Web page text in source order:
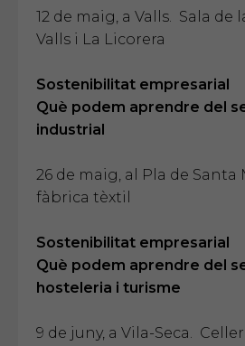
12 de maig, a Valls. Sala de
Valls i La Licorera
Sostenibilitat empresarial
Què podem aprendre del
industrial
26 de maig, al Pla de
fàbrica tèxtil
Sostenibilitat empresarial
Què podem aprendre del
hosteleria i turisme
9 de juny, a Vila-Seca.